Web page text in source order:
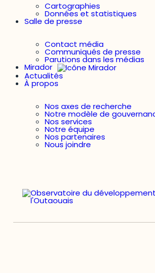
Cartographies
Données et statistiques
Salle de presse
Contact média
Communiqués de presse
Parutions dans les médias
Mirador
Actualités
À propos
Nos axes de recherche
Notre modèle de
Nos services
Notre équipe
Nos partenaires
Nous joindre